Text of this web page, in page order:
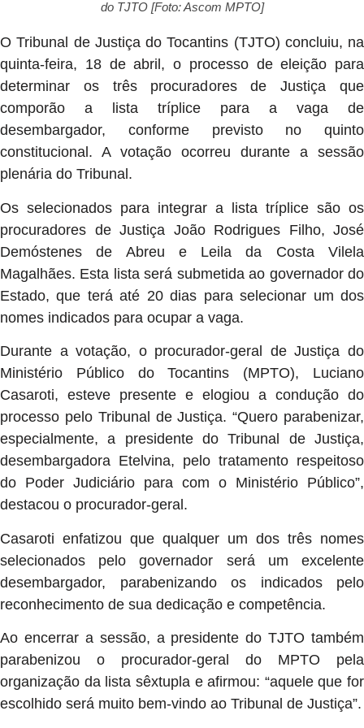
do TJTO [Foto: Ascom MPTO]
O Tribunal de Justiça do Tocantins (TJTO) concluiu, na
quinta-feira, 18 de abril, o processo de eleição para
determinar os três procuradores de Justiça que
comporão a lista tríplice para a vaga de
desembargador, conforme previsto no quinto
constitucional. A votação ocorreu durante a sessão
plenária do Tribunal.
Os selecionados para integrar a lista tríplice são os
procuradores de Justiça João Rodrigues Filho, José
Demóstenes de Abreu e Leila da Costa Vilela
Magalhães. Esta lista será submetida ao governador do
Estado, que terá até 20 dias para selecionar um dos
nomes indicados para ocupar a vaga.
Durante a votação, o procurador-geral de Justiça do
Ministério Público do Tocantins (MPTO), Luciano
Casaroti, esteve presente e elogiou a condução do
processo pelo Tribunal de Justiça. “Quero parabenizar,
especialmente, a presidente do Tribunal de Justiça,
desembargadora Etelvina, pelo tratamento respeitoso
do Poder Judiciário para com o Ministério Público”,
destacou o procurador-geral.
Casaroti enfatizou que qualquer um dos três nomes
selecionados pelo governador será um excelente
desembargador, parabenizando os indicados pelo
reconhecimento de sua dedicação e competência.
Ao encerrar a sessão, a presidente do TJTO também
parabenizou o procurador-geral do MPTO pela
organização da lista sêxtupla e afirmou: “aquele que for
escolhido será muito bem-vindo ao Tribunal de Justiça”.